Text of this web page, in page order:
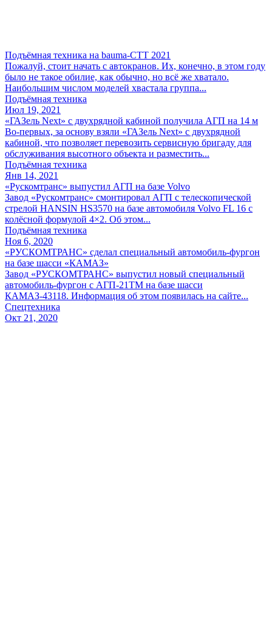
Подъёмная техника на bauma-СТТ 2021
Пожалуй, стоит начать с автокранов. Их, конечно, в этом году
было не такое обилие, как обычно, но всё же хватало.
Наибольшим числом моделей хвастала группа...
Подъёмная техника
Июл 19, 2021
«ГАЗель Next» с двухрядной кабиной получила АГП на 14 м
Во-первых, за основу взяли «ГАЗель Next» с двухрядной
кабиной, что позволяет перевозить сервисную бригаду для
обслуживания высотного объекта и разместить...
Подъёмная техника
Янв 14, 2021
«Рускомтранс» выпустил АГП на базе Volvo
Завод «Рускомтранс» смонтировал АГП с телескопической
стрелой HANSIN HS3570 на базе автомобиля Volvo FL 16 с
колёсной формулой 4×2. Об этом...
Подъёмная техника
Ноя 6, 2020
«РУСКОМТРАНС» сделал специальный автомобиль-фургон
на базе шасси «КАМАЗ»
Завод «РУСКОМТРАНС» выпустил новый специальный
автомобиль-фургон с АГП-21ТМ на базе шасси
КАМАЗ-43118. Информация об этом появилась на сайте...
Спецтехника
Окт 21, 2020